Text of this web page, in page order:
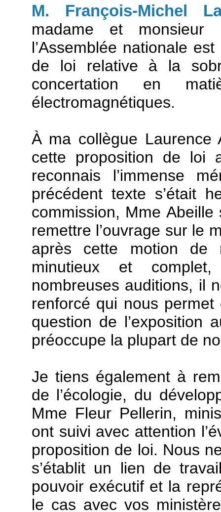
M. François-Michel
madame et monsieur
l’Assemblée nationale
de loi relative à la
concertation en
électromagnétiques.
À ma collègue Laurence
cette proposition de loi
reconnais l’immense
précédent texte s’était
commission, Mme
remettre l’ouvrage sur le
après cette motion de
minutieux et
nombreuses auditions, il
renforcé qui nous
question de l’exposition
préoccupe la plupart de
Je tiens également à
de l’écologie, du
Mme Fleur Pellerin,
ont suivi avec attention
proposition de loi. Nous
s’établit un lien de
pouvoir exécutif et la
le cas avec vos